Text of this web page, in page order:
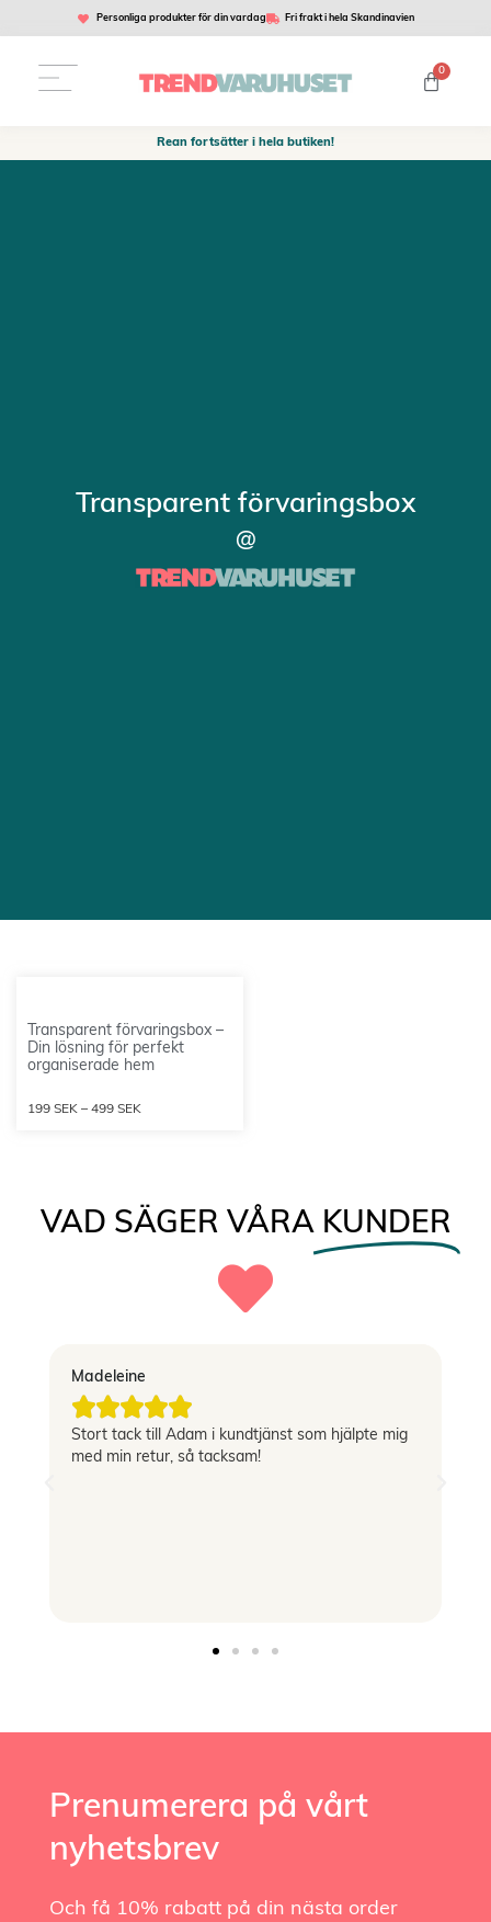
Personliga produkter för din vardag Fri frakt i hela Skandinavien
0
Rean fortsätter i hela butiken!
Transparent förvaringsbox
@
Transparent förvaringsbox –
Din lösning för perfekt
organiserade hem
199 SEK – 499 SEK
VAD SÄGER VÅRA KUNDER
Madeleine

Stort tack till Adam i kundtjänst som hjälpte mig
med min retur, så tacksam!
Prenumerera på vårt
nyhetsbrev
Och få 10% rabatt på din nästa order